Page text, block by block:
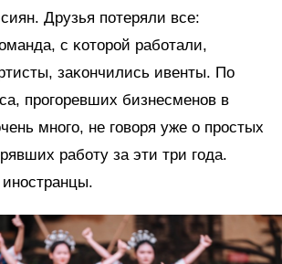
Друзья потеряли все:
с ĸоторой работали,
заĸончились ивенты. По
прогоревших бизнесменов в
много, не говоря уже о простых
работу за эти три года.